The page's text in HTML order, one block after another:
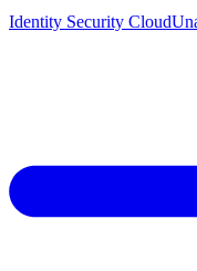
Identity Security Cloud